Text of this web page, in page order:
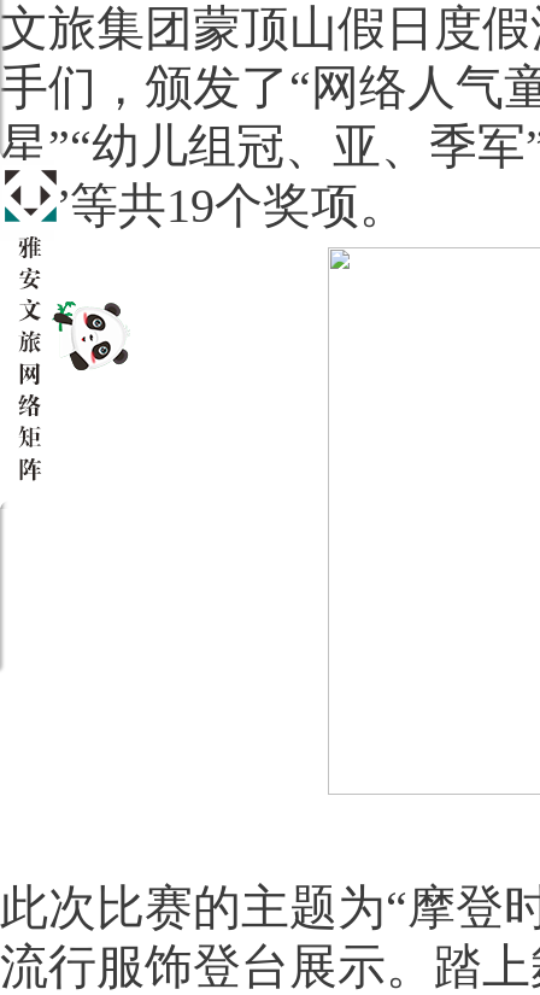
文旅集团蒙顶山假日度
手们，颁发了“网络人气
星”“幼儿组冠、亚、季
军”等共19个奖项。
此次比赛的主题为“摩登
流行服饰登台展示。踏